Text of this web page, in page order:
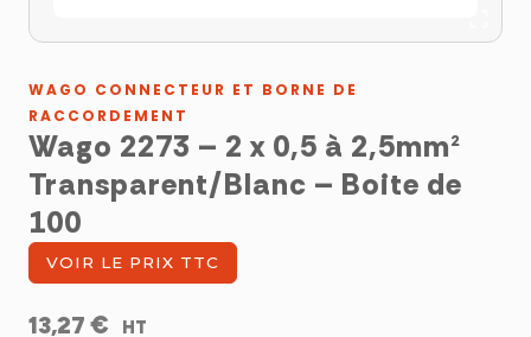
WAGO CONNECTEUR ET BORNE DE
RACCORDEMENT
Wago 2273 – 2 x 0,5 à 2,5mm²
Transparent/Blanc – Boite de
100
VOIR LE PRIX TTC
13,27 € HT